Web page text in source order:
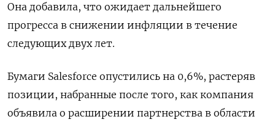
Она добавила, что ожидает дальнейшего
прогресса в снижении инфляции в течение
следующих двух лет.
Бумаги Salesforce опустились на 0,6%, растеряв
позиции, набранные после того, как компания
объявила о расширении партнерства в области